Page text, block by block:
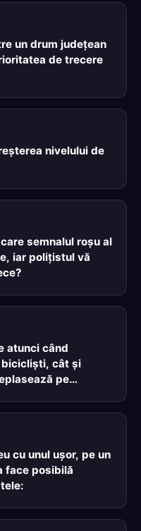
un drum judeţean
de trecere
nivelului de
semnalul roşu al
iar poliţistul vă
atunci când
cât şi
pe
cu unul uşor, pe un
face posibilă